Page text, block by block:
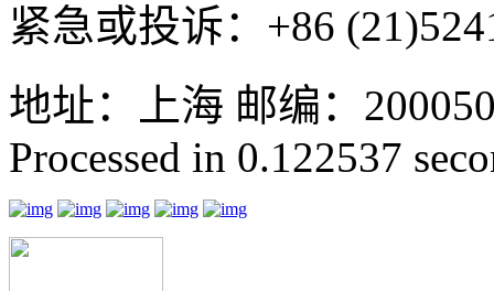
紧急或投诉：+86
地址：上海 邮编：
Processed in 0.122537